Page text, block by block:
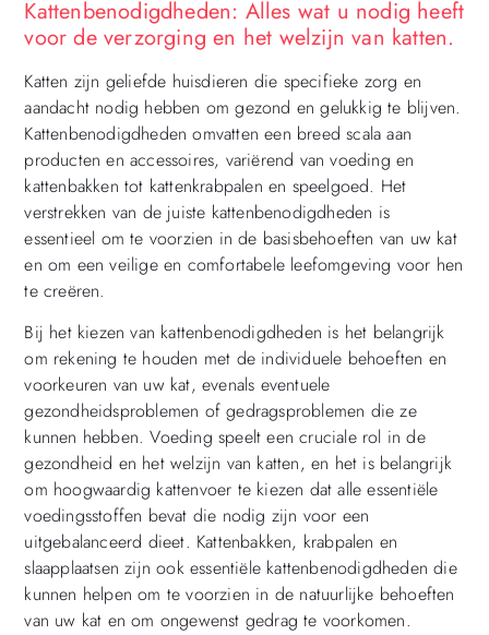
Kattenbenodigdheden: Alles wat u nodig heeft
voor de verzorging en het welzijn van katten.
Katten zijn geliefde huisdieren die specifieke zorg en
aandacht nodig hebben om gezond en gelukkig te blijven.
Kattenbenodigdheden omvatten een breed scala aan
producten en accessoires, variërend van voeding en
kattenbakken tot kattenkrabpalen en speelgoed. Het
verstrekken van de juiste kattenbenodigdheden is
essentieel om te voorzien in de basisbehoeften van uw kat
en om een veilige en comfortabele leefomgeving voor hen
te creëren.
Bij het kiezen van kattenbenodigdheden is het belangrijk
om rekening te houden met de individuele behoeften en
voorkeuren van uw kat, evenals eventuele
gezondheidsproblemen of gedragsproblemen die ze
kunnen hebben. Voeding speelt een cruciale rol in de
gezondheid en het welzijn van katten, en het is belangrijk
om hoogwaardig kattenvoer te kiezen dat alle essentiële
voedingsstoffen bevat die nodig zijn voor een
uitgebalanceerd dieet. Kattenbakken, krabpalen en
slaapplaatsen zijn ook essentiële kattenbenodigdheden die
kunnen helpen om te voorzien in de natuurlijke behoeften
van uw kat en om ongewenst gedrag te voorkomen.